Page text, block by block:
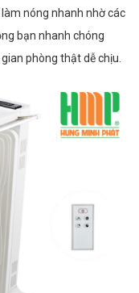
nóng nhanh nhờ các
bạn nhanh chóng
phòng thật dễ chịu.